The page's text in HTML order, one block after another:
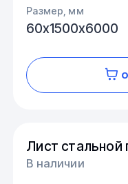
Размер, мм
60х1500х6000
Лист стальной
В наличии